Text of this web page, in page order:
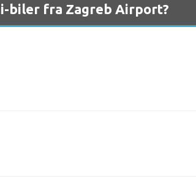
biler fra Zagreb Airport?